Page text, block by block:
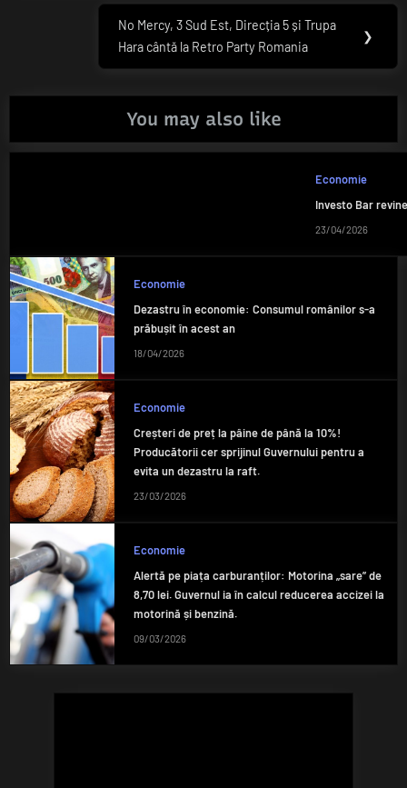
articole
Next
Post:
No Mercy, 3 Sud Est, Direcția 5 și Trupa
Hara cântă la Retro Party Romania
❯
You may also like
Economie
Investo Bar
23/04/2026
Economie
Dezastru în economie: Consumul românilor s-a
prăbușit în acest an
18/04/2026
Economie
Creșteri de preț la pâine de până la 10%!
Producătorii cer sprijinul Guvernului pentru a
evita un dezastru la raft.
23/03/2026
Economie
Alertă pe piața carburanților: Motorina „sare” de
8,70 lei. Guvernul ia în calcul reducerea accizei la
motorină și benzină.
09/03/2026